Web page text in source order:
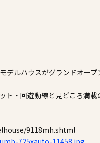
スタッフブログ
ルハウスがグランドオープ
・回遊動線と見どころ満載
9118mh.shtml